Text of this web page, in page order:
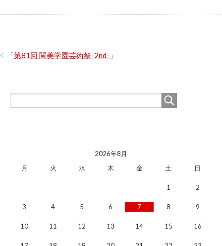
「第81回 関美学園芸術祭-2nd- 」
2026年8月
月
火 水 木 金 土 日
1 2
3 4 5 6 7 8 9
10 11 12 13 14 15 16